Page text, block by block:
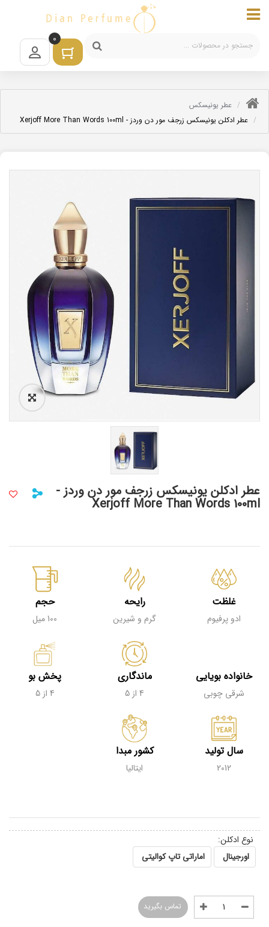
0
عطر یونیسکس
عطر ادکلن یونیسکس زرجف مور دن وردز - Xerjoff More Than Words 100ml
عطر ادکلن یونیسکس زرجف مور دن وردز -
Xerjoff More Than Words 100ml
غلظت
ادو پرفیوم
رایحه
گرم و شیرین
حجم
100 میل
خانواده بویایی
شرقی‌ چوبی
ماندگاری
4 از 5
پخش بو
4 از 5
سال تولید
2012
کشور مبدا
ایتالیا
نوع ادکلن:
اورجینال اماراتی تاپ کوالیتی
تماس بگیرید